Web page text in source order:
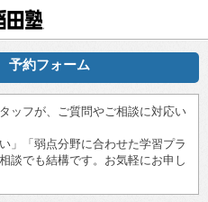
約フォーム
ッフが、ご質問やご相談に対応い
」「弱点分野に合わせた学習プラ
談でも結構です。お気軽にお申し